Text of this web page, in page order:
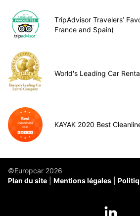
TripAdvisor Travelers’
France and Spain)
World's Leading Car
KAYAK 2020 Best
©Europcar 2026
Plan du site
Mentions légales